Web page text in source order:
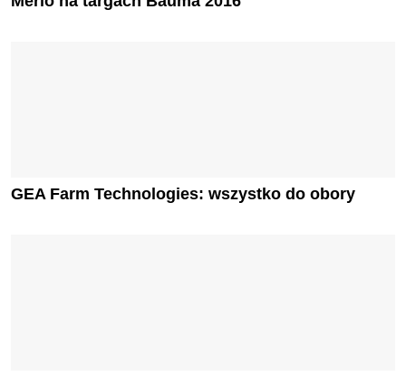
GEA Farm Technologies: wszystko do obory